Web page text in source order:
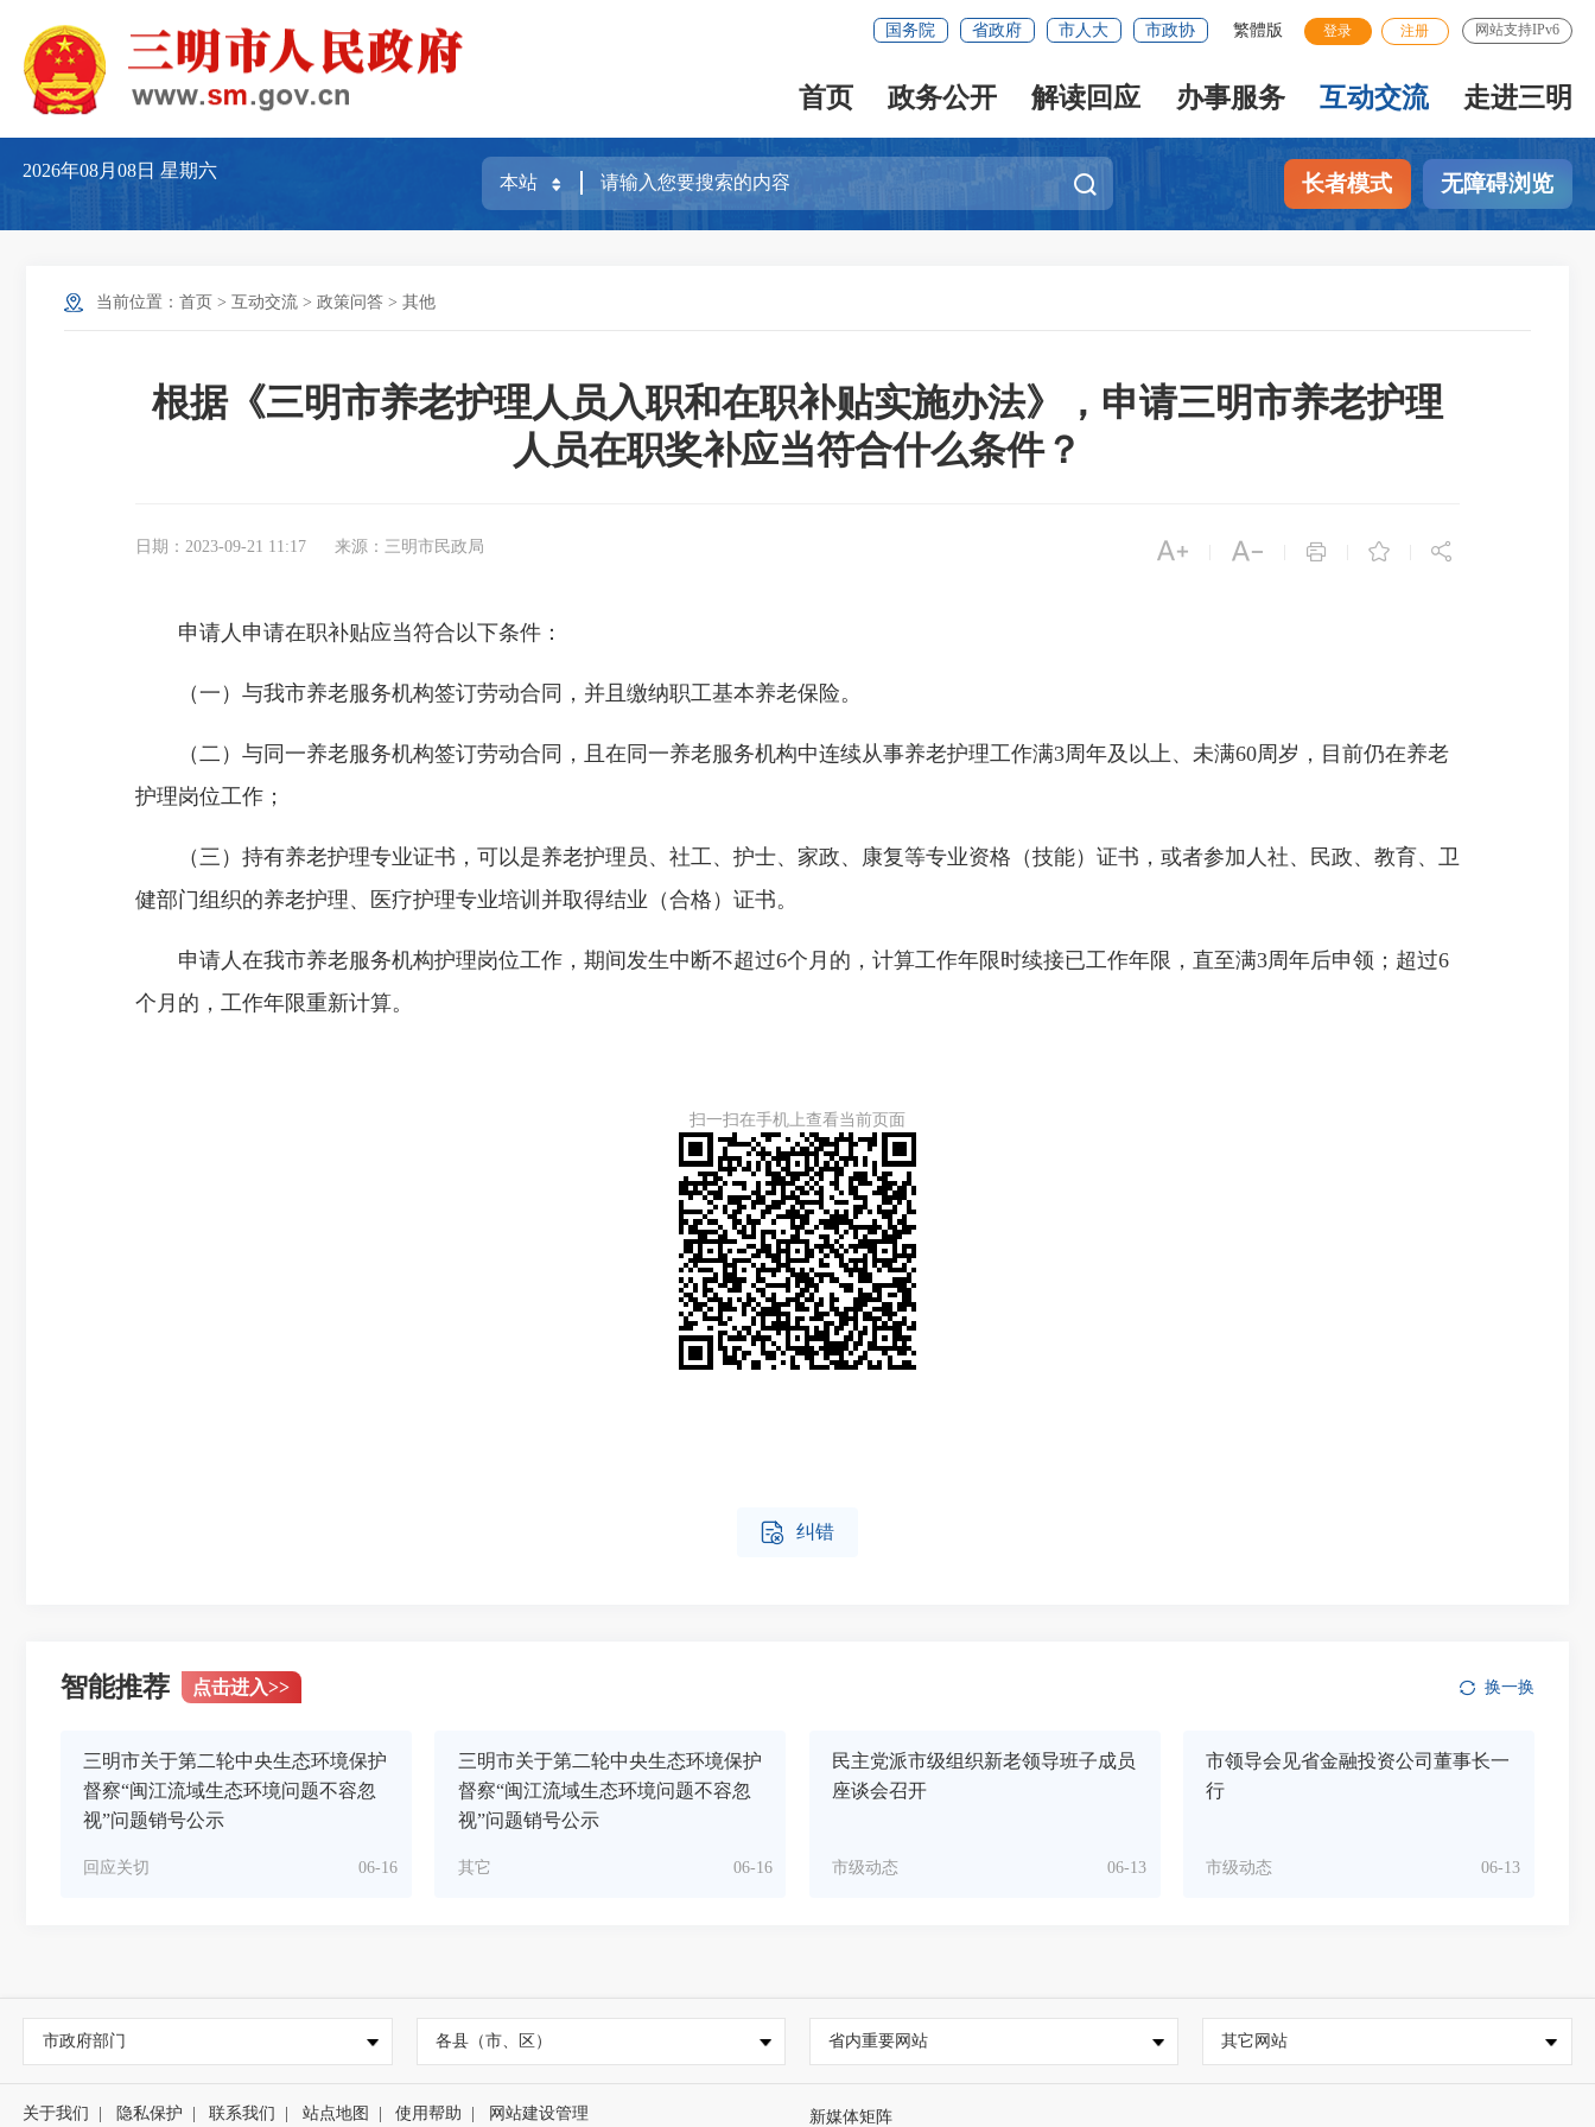
国务院 省政府 市人大 市政协 繁體版 登录 注册 网站支持IPv6
首页 政务公开 解读回应 办事服务 互动交流 走进三明
2026年08月08日星期六
长者模式 无障碍浏览
当前位置： 首页 > 互动交流 > 政策问答 > 其他
根据《三明市养老护理人员入职和在职补贴实施办法》，申请三明市养老护理
人员在职奖补应当符合什么条件？
日期：2023-09-21 11:17 来源：三明市民政局     
申请人申请在职补贴应当符合以下条件：
（一）与我市养老服务机构签订劳动合同，并且缴纳职工基本养老保险。
（二）与同一养老服务机构签订劳动合同，且在同一养老服务机构中连续从事养老护理工作满3周年及以上、未满60周岁，目前仍在养老
护理岗位工作；
（三）持有养老护理专业证书，可以是养老护理员、社工、护士、家政、康复等专业资格（技能）证书，或者参加人社、民政、教育、卫
健部门组织的养老护理、医疗护理专业培训并取得结业（合格）证书。
申请人在我市养老服务机构护理岗位工作，期间发生中断不超过6个月的，计算工作年限时续接已工作年限，直至满3周年后申领；超过6
个月的，工作年限重新计算。
扫一扫在手机上查看当前页面
 纠错
智能推荐 点击进入>> 换一换
三明市关于第二轮中央生态环境保护
督察“闽江流域生态环境问题不容忽
视”问题销号公示
06-16
回应关切
三明市关于第二轮中央生态环境保护
督察“闽江流域生态环境问题不容忽
视”问题销号公示
06-16
其它
民主党派市级组织新老领导班子成员
座谈会召开
06-13
市级动态
市领导会见省金融投资公司董事长一
行
06-13
市级动态
市政府部门 各县（市、区） 省内重要网站 其它网站
关于我们 隐私保护 联系我们 站点地图 使用帮助 网站建设管理 新媒体矩阵